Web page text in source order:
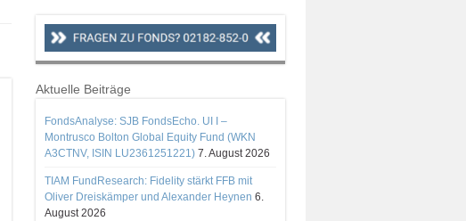
Aktuelle Beiträge
FondsAnalyse: SJB FondsEcho. UI I –
Montrusco Bolton Global Equity Fund (WKN
A3CTNV, ISIN LU2361251221) 7. August 2026
TIAM FundResearch: Fidelity stärkt FFB mit
Oliver Dreiskämper und Alexander Heynen 6.
August 2026